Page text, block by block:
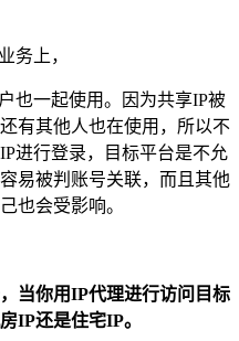
务上，
也一起使用。因为共享IP被
有其他人也在使用，所以不
进行登录，目标平台是不允
易被判账号关联，而且其他
也会受影响。
当你用IP代理进行访问目标
IP还是住宅IP。